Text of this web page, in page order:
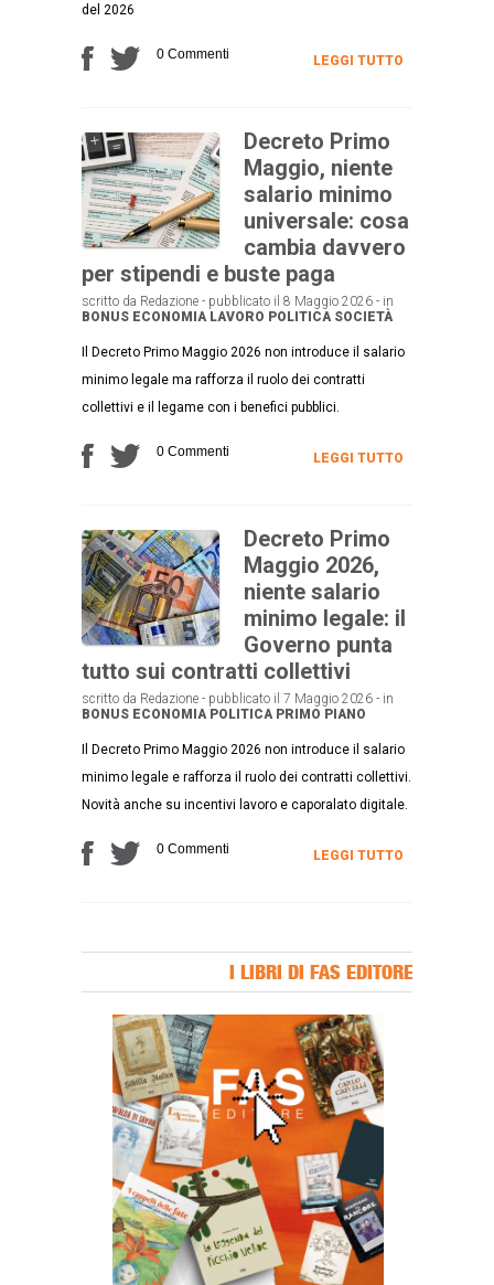
del 2026
0 Commenti LEGGI TUTTO
Decreto Primo
Maggio, niente
salario minimo
universale: cosa
cambia davvero
per stipendi e buste paga
scritto da Redazione - pubblicato il 8 Maggio 2026 - in
BONUS ECONOMIA LAVORO POLITICA SOCIETÀ
Il Decreto Primo Maggio 2026 non introduce il salario
minimo legale ma rafforza il ruolo dei contratti
collettivi e il legame con i benefici pubblici.
0 Commenti LEGGI TUTTO
Decreto Primo
Maggio 2026,
niente salario
minimo legale: il
Governo punta
tutto sui contratti collettivi
scritto da Redazione - pubblicato il 7 Maggio 2026 - in
BONUS ECONOMIA POLITICA PRIMO PIANO
Il Decreto Primo Maggio 2026 non introduce il salario
minimo legale e rafforza il ruolo dei contratti collettivi.
Novità anche su incentivi lavoro e caporalato digitale.
0 Commenti LEGGI TUTTO
I LIBRI DI FAS EDITORE